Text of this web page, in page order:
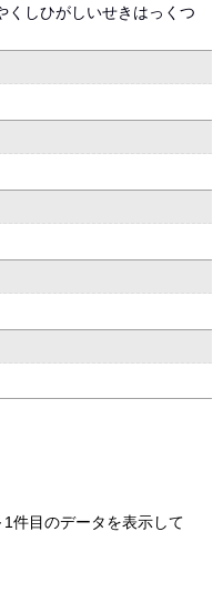
くしひがしいせきはっくつ
件目のデータを表示して